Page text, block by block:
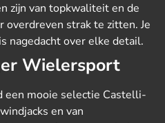
zijn van topkwaliteit en de
strak te zitten. Je
nagedacht over elke detail.
Wielersport
een mooie selectie Castelli-
en van